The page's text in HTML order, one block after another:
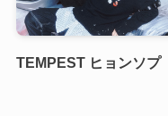
TEMPEST ヒョンソプ